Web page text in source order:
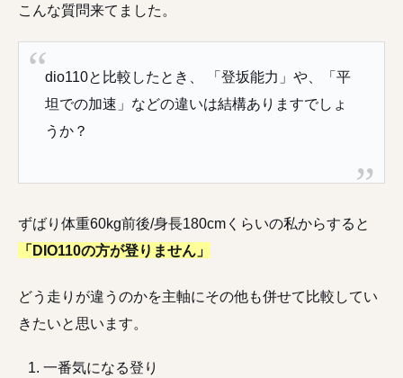
こんな質問来てました。
dio110と比較したとき、
「登坂能力」や、「平
坦での加速」などの違いは結構ありますでしょ
うか？
ずばり体重60kg前後/身長180cmくらいの私からすると
「DIO110の方が登りません」
どう走りが違うのかを主軸にその他も併せて比較してい
きたいと思います。
一番気になる登り